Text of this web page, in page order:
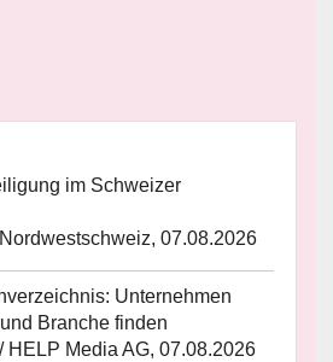
im Schweizer
07.08.2026
Unternehmen
Branche finden
HELP Media AG, 07.08.2026